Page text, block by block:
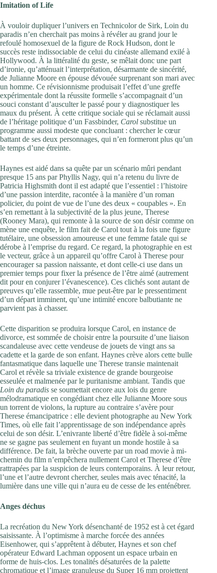
Imitation of Life
À vouloir dupliquer l’univers en Technicolor de Sirk, Loin du
paradis n’en cherchait pas moins à révéler au grand jour le
refoulé homosexuel de la figure de Rock Hudson, dont le
succès reste indissociable de celui du cinéaste allemand exilé à
Hollywood. À la littéralité du geste, se mêlait donc une part
d’ironie, qu’atténuait l’interprétation, désarmante de sincérité,
de Julianne Moore en épouse dévouée surprenant son mari avec
un homme. Ce révisionnisme produisait l’effet d’une greffe
expérimentale dont la réussite formelle s’accompagnait d’un
souci constant d’ausculter le passé pour y diagnostiquer les
maux du présent. À cette critique sociale qui se réclamait aussi
de l’héritage politique d’un Fassbinder, Carol substitue un
programme aussi modeste que concluant : chercher le cœur
battant de ses deux personnages, qui n’en formeront plus qu’un
le temps d’une étreinte.
Haynes est aidé dans sa quête par un scénario mûri pendant
presque 15 ans par Phyllis Nagy, qui n’a retenu du livre de
Patricia Highsmith dont il est adapté que l’essentiel : l’histoire
d’une passion interdite, racontée à la manière d’un roman
policier, du point de vue de l’une des deux « coupables ». En
s’en remettant à la subjectivité de la plus jeune, Therese
(Rooney Mara), qui remonte à la source de son désir comme on
mène une enquête, le film fait de Carol tout à la fois une figure
tutélaire, une obsession amoureuse et une femme fatale qui se
dérobe à l’emprise du regard. Ce regard, la photographie en est
le vecteur, grâce à un appareil qu’offre Carol à Therese pour
encourager sa passion naissante, et dont celle-ci use dans un
premier temps pour fixer la présence de l’être aimé (autrement
dit pour en conjurer l’évanescence). Ces clichés sont autant de
preuves qu’elle rassemble, mue peut-être par le pressentiment
d’un départ imminent, qu’une intimité encore balbutiante ne
parvient pas à chasser.
Cette disparition se produira lorsque Carol, en instance de
divorce, est sommée de choisir entre la poursuite d’une liaison
scandaleuse avec cette vendeuse de jouets de vingt ans sa
cadette et la garde de son enfant. Haynes crève alors cette bulle
fantasmatique dans laquelle une Therese transie maintenait
Carol et révèle sa triviale existence de grande bourgeoise
esseulée et malmenée par le puritanisme ambiant. Tandis que
Loin du paradis se soumettait encore aux lois du genre
mélodramatique en congédiant chez elle Julianne Moore sous
un torrent de violons, la rupture au contraire s’avère pour
Therese émancipatrice : elle devient photographe au New York
Times, où elle fait l’apprentissage de son indépendance après
celui de son désir. L’enivrante liberté d’être fidèle à soi-même
ne se gagne pas seulement en fuyant un monde hostile à sa
différence. De fait, la brèche ouverte par un road movie à mi-
chemin du film n’empêchera nullement Carol et Therese d’être
rattrapées par la suspicion de leurs contemporains. À leur retour,
l’une et l’autre devront chercher, seules mais avec ténacité, la
lumière dans une ville qui n’aura eu de cesse de les enténébrer.
Anges déchus
La recréation du New York désenchanté de 1952 est à cet égard
saisissante. À l’optimisme à marche forcée des années
Eisenhower, qui s’apprêtent à débuter, Haynes et son chef
opérateur Edward Lachman opposent un espace urbain en
forme de huis-clos. Les tonalités désaturées de la palette
chromatique et l’image granuleuse du Super 16 mm projettent